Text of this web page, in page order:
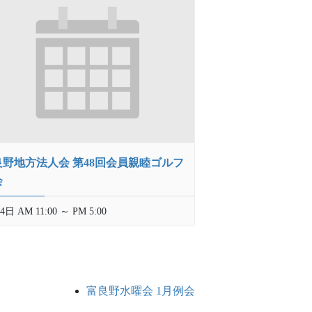
野地方法人会 第48回会員親睦ゴルフ
日 AM 11:00 ～ PM 5:00
富良野水曜会 1月例会